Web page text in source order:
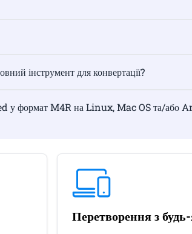
інструмент для конвертації?
у формат M4R на Linux, Mac OS та/або
Перетворення з